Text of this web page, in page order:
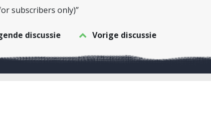
subscribers only)”
discussie Vorige discussie